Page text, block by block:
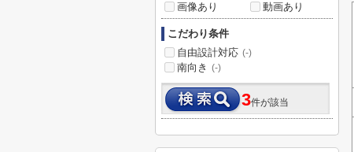
画像あり
動画あり
こだわり条件
自由設計対応 (-)
南向き (-)
3件が該当